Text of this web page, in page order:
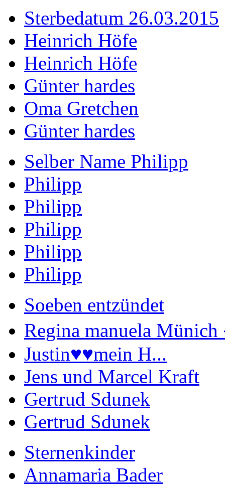
Sterbedatum 26.03.2015
Heinrich Höfe
Heinrich Höfe
Günter hardes
Oma Gretchen
Günter hardes
Selber Name Philipp
Philipp
Philipp
Philipp
Philipp
Philipp
Soeben entzündet
Regina manuela
Justin♥️♥️mein H...
Jens und Marcel Kraft
Gertrud Sdunek
Gertrud Sdunek
Sternenkinder
Annamaria Bader